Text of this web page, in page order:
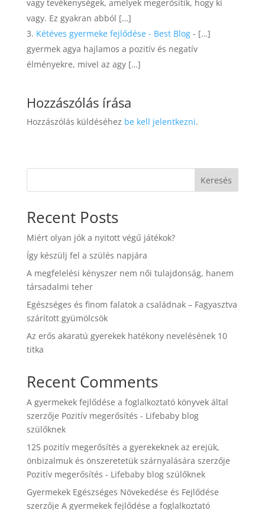
vagy tevékenységek, amelyek megerősítik, hogy ki
vagy. Ez gyakran abból […]
Kétéves gyermeke fejlődése - Best Blog- […]
gyermek agya hajlamos a pozitív és negatív
élményekre, mivel az agy […]
Hozzászólás írása
Hozzászólás küldéséhez be kell jelentkezni.
Keresés
Recent Posts
Miért olyan jók a nyitott végű játékok?
Így készülj fel a szülés napjára
A megfelelési kényszer nem női tulajdonság, hanem
társadalmi teher
Egészséges és finom falatok a családnak – Fagyasztva
szárított gyümölcsök
Az erős akaratú gyerekek hatékony nevelésének 10
titka
Recent Comments
A gyermekek fejlődése a foglalkoztató könyvek által
szerzője Pozitív megerősítés - Lifebaby blog
szülőknek
125 pozitív megerősítés a gyerekeknek az erejük,
önbizalmuk és önszeretetük szárnyalására szerzője
Pozitív megerősítés - Lifebaby blog szülőknek
Gyermekek Egészséges Növekedése és Fejlődése
szerzője A gyermekek fejlődése a foglalkoztató